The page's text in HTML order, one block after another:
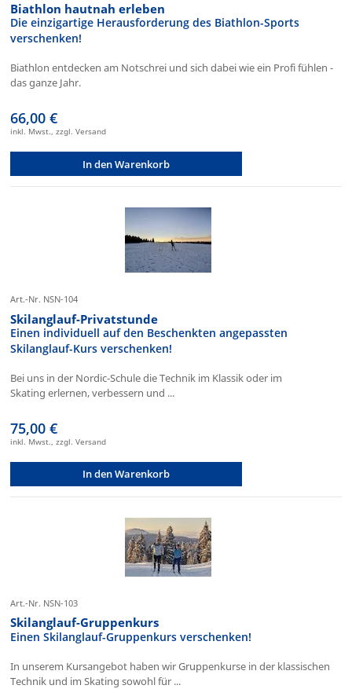
Biathlon hautnah erleben
Die einzigartige Herausforderung des Biathlon-Sports
verschenken!
Biathlon entdecken am Notschrei und sich dabei wie ein Profi fühlen -
das ganze Jahr.
66,00 €
inkl. Mwst., zzgl. Versand
In den Warenkorb
Art.-Nr. NSN-104
Skilanglauf-Privatstunde
Einen individuell auf den Beschenkten angepassten
Skilanglauf-Kurs verschenken!
Bei uns in der Nordic-Schule die Technik im Klassik oder im
Skating erlernen, verbessern und ...
75,00 €
inkl. Mwst., zzgl. Versand
In den Warenkorb
Art.-Nr. NSN-103
Skilanglauf-Gruppenkurs
Einen Skilanglauf-Gruppenkurs verschenken!
In unserem Kursangebot haben wir Gruppenkurse in der klassischen
Technik und im Skating sowohl für ...